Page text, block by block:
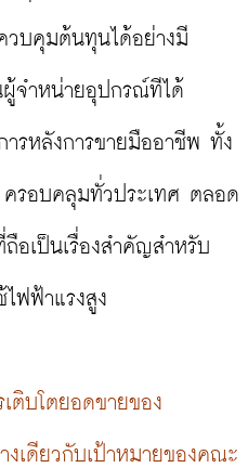
วบคุมต้นทุนได้อย่างมี
ผู้จำหน่ายอุปกรณ์ทีได้
รหลังการขายมืออาชีพ ทั้ง
รอบคลุมทั่วประเทศ ตลอด
อเป็นเรื่องสำคัญสำหรับ
ฟฟ้าแรงสูง
ติบโตยอดขายของ
งเดียวกับเป้าหมายของคณะ